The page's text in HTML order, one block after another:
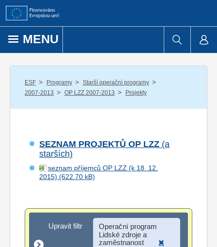
Přejít k obsahu
MENU
ESF / Programy / Starší operační programy /
2007-2013 / OP LZZ 2007-2013 / Projekty
SEZNAM PROJEKTŮ OP LZZ (a
starších)
seznam příjemců OP LZZ (k 18. 12.
2015)
Upravit filtr
Upravit filtr
Operační program
Lidské zdroje a
zaměstnanost